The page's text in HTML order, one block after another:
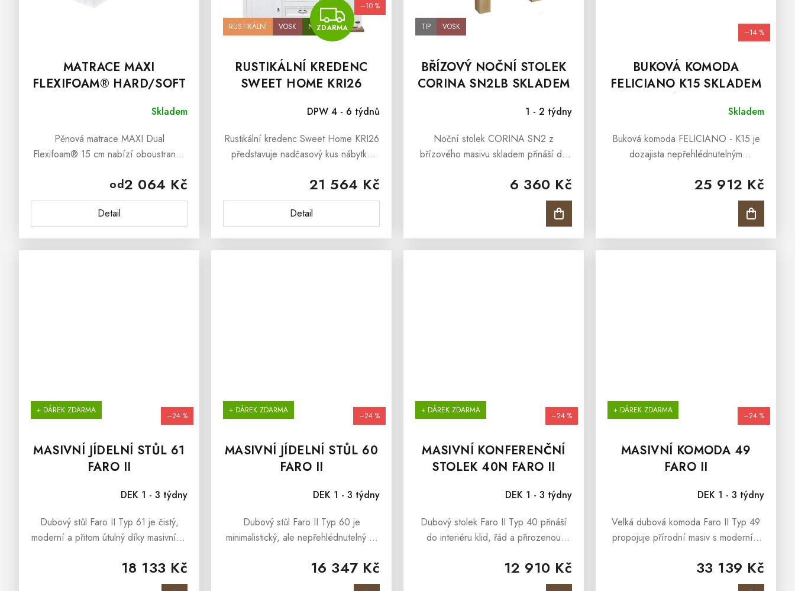
MATRACE MAXI
FLEXIFOAM® HARD/SOFT
Skladem
od2 064 Kč
Detail
Pěnová matrace MAXI Dual
Flexifoam® 15 cm nabízí oboustranné
tuhou stranou SOFT. Díky profilovaným
pěnám, stabilnímu jádru a potahu...
RUSTIKÁLNÍ VOSK NA MÍRU ZDARMA
ZDARMA
–10 %
RUSTIKÁLNÍ KREDENC
SWEET HOME KRI26
DPW 4 - 6 týdnů
21 564 Kč
Detail
Rustikální kredenc Sweet Home KRI26
představuje nadčasový kus nábytku
opět vrací do moderních interiérů.
Svým vzhledem připomíná poctivý...
TIP VOSK
BŘÍZOVÝ NOČNÍ STOLEK
CORINA SN2LB SKLADEM
1 - 2 týdny
6 360 Kč
Noční stolek CORINA SN2 z
břízového masivu skladem přináší do
nadčasovou eleganci, která snadno
zapadne do různých stylů interiéru. Je
–14 %
BUKOVÁ KOMODA
FELICIANO K15 SKLADEM
Skladem
25 912 Kč
Buková komoda FELICIANO - K15 je
dozajista nepřehlédnutelným
zárukou poctivé řemeslnické práce,
přesvědčí Vás o tom již jediný pohled
+ DÁREK ZDARMA
–24 %
MASIVNÍ JÍDELNÍ STŮL 61
FARO II
DEK 1 - 3 týdny
18 133 Kč
Dubový stůl Faro II Typ 61 je čistý,
moderní a přitom útulný díky masivnímu
do loftu, industrialu i moderní klasiky.
+ DÁREK ZDARMA
–24 %
MASIVNÍ JÍDELNÍ STŮL 60
FARO II
DEK 1 - 3 týdny
16 347 Kč
Dubový stůl Faro II Typ 60 je
minimalistický, ale nepřehlédnutelný —
přirozenou kresbu dřeva. Stabilní
konstrukce zvládne každodenní provoz
+ DÁREK ZDARMA
–24 %
MASIVNÍ KONFERENČNÍ
STOLEK 40N FARO II
DEK 1 - 3 týdny
12 910 Kč
Dubový stolek Faro II Typ 40 přináší
do interiéru klid, řád a přirozenou
čistými liniemi a nadčasovým designem.
Každý kus má originální kresbu...
+ DÁREK ZDARMA
–24 %
MASIVNÍ KOMODA 49
FARO II
DEK 1 - 3 týdny
33 139 Kč
Velká dubová komoda Faro II Typ 49
propojuje přírodní masiv s moderním
detaily vytvářejí elegantní a výrazný
vzhled. Nabízí velkorysý úložný...